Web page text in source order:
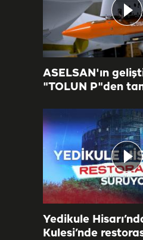
ASELSAN'ın
"TOLUN P"den
Yedikule
Kulesi’nde